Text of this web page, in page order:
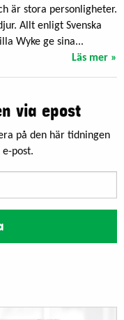
är stora personligheter.
Allt enligt Svenska
Wyke ge sina...
Läs mer »
via epost
på den här tidningen
post.